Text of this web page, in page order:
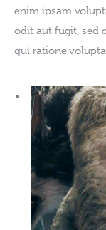
enim ipsam
odit aut fugit, sed
qui ratione